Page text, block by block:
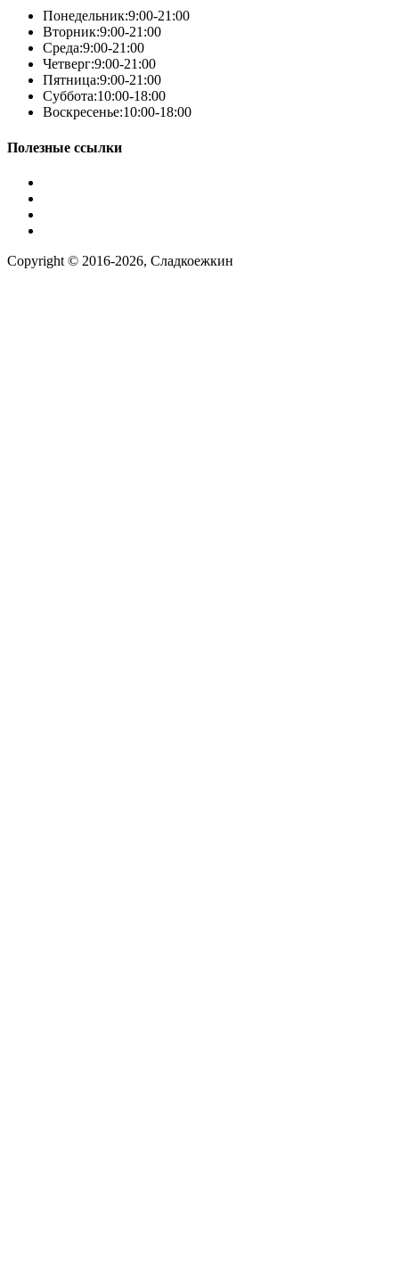
Понедельник:9:00-21:00
Вторник:9:00-21:00
Среда:9:00-21:00
Четверг:9:00-21:00
Пятница:9:00-21:00
Суббота:10:00-18:00
Воскресенье:10:00-18:00
Полезные ссылки
Copyright © 2016-2026, Сладкоежкин